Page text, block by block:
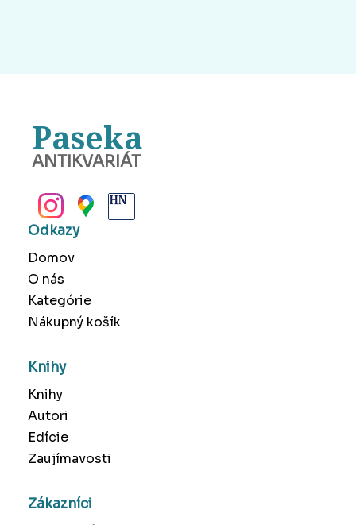
Paseka
ANTIKVARIÁT
Odkazy
Domov
O nás
Kategórie
Nákupný košík
Knihy
Knihy
Autori
Edície
Zaujímavosti
Zákazníci